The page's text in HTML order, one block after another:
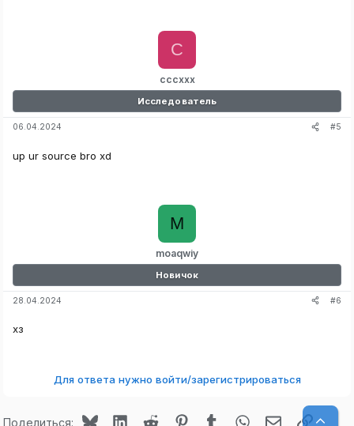
cccxxx
C
Исследователь
06.04.2024 #5
up ur source bro xd
moaqwiy
M
Новичок
28.04.2024 #6
хз
Для ответа нужно войти/зарегистрироваться
Поделиться: BlueskyLinkedInReddit PinterestTumblr WhatsApp Ссылка